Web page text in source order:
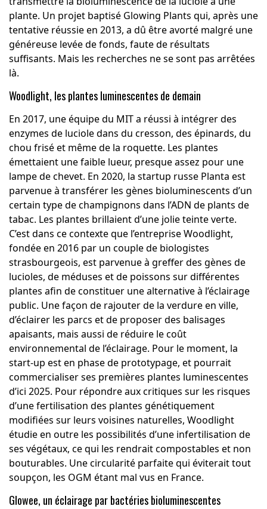
plante. Un projet baptisé Glowing Plants qui, après une
tentative réussie en 2013, a dû être avorté malgré une
généreuse levée de fonds, faute de résultats
suffisants. Mais les recherches ne se sont pas arrêtées
là.
Woodlight, les plantes luminescentes de demain
En 2017, une équipe du MIT a réussi à intégrer des
enzymes de luciole dans du cresson, des épinards, du
chou frisé et même de la roquette. Les plantes
émettaient une faible lueur, presque assez pour une
lampe de chevet. En 2020, la startup russe Planta est
parvenue à transférer les gènes bioluminescents d’un
certain type de champignons dans l’ADN de plants de
tabac. Les plantes brillaient d’une jolie teinte verte.
C’est dans ce contexte que l’entreprise Woodlight,
fondée en 2016 par un couple de biologistes
strasbourgeois, est parvenue à greffer des gènes de
lucioles, de méduses et de poissons sur différentes
plantes afin de constituer une alternative à l’éclairage
public. Une façon de rajouter de la verdure en ville,
d’éclairer les parcs et de proposer des balisages
apaisants, mais aussi de réduire le coût
environnemental de l’éclairage. Pour le moment, la
start-up est en phase de prototypage, et pourrait
commercialiser ses premières plantes luminescentes
d’ici 2025. Pour répondre aux critiques sur les risques
d’une fertilisation des plantes génétiquement
modifiées sur leurs voisines naturelles, Woodlight
étudie en outre les possibilités d’une infertilisation de
ses végétaux, ce qui les rendrait compostables et non
bouturables. Une circularité parfaite qui éviterait tout
soupçon, les OGM étant mal vus en France.
Glowee, un éclairage par bactéries bioluminescentes